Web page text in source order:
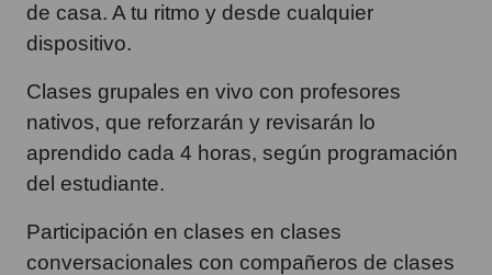
de casa. A tu ritmo y desde cualquier
dispositivo.
Clases grupales en vivo con profesores
nativos, que reforzarán y revisarán lo
aprendido cada 4 horas, según programación
del estudiante.
Participación en clases en clases
conversacionales con compañeros de clases